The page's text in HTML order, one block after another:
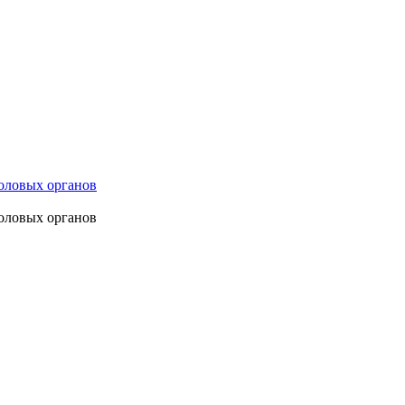
органов
органов